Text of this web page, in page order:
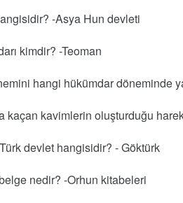
-Asya Hun devleti
kimdir? -Teoman
hangi hükümdar döneminde
kaçan kavimlerin oluşturduğu
devlet hangisidir? - Göktürk
nedir? -Orhun kitabeleri